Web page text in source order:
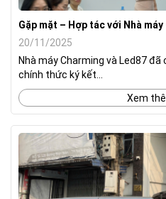
Gặp mặt – Hợp tác với Nhà
20/11/2025
Nhà máy Charming và Led87
chính thức ký kết...
Xem